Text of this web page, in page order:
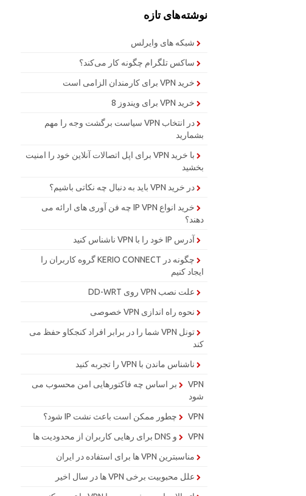
نوشته‌های تازه
شبکه های وایرلس
ساکس تلگرام چگونه کار می‌کند؟
خرید VPN برای کارمندان الزامی است
خرید VPN برای ویندوز 8
در انتخاب VPN سیاست برگشت وجه را مهم
بشمارید
با خرید VPN برای اپل اتصالات آنلاین خود را امنیت
بخشید
در خرید VPN باید به دنبال چه نکاتی باشیم؟
خرید انواع IP VPN چه فن آوری های ارائه می
دهند؟
آدرس IP خود را با VPN ناشناس کنید
چگونه در KERIO CONNECT گروه کاربران را
ایجاد کنیم
علت نصب VPN روی DD-WRT
نحوه راه اندازی VPN خصوصی
تونل VPN شما را در برابر افراد کنجکاو حفظ می
کند
ناشناس ماندن با VPN را تجربه کنید
VPN بر اساس چه فاکتورهایی امن محسوب می
شود
VPN چطور ممکن است باعث نشت IP شود؟
VPN و DNS برای رهایی کاربران از محدودیت ها
مناسبترین VPN ها برای استفاده در ایران
علل محبوبیت برخی VPN ها در سال اخیر